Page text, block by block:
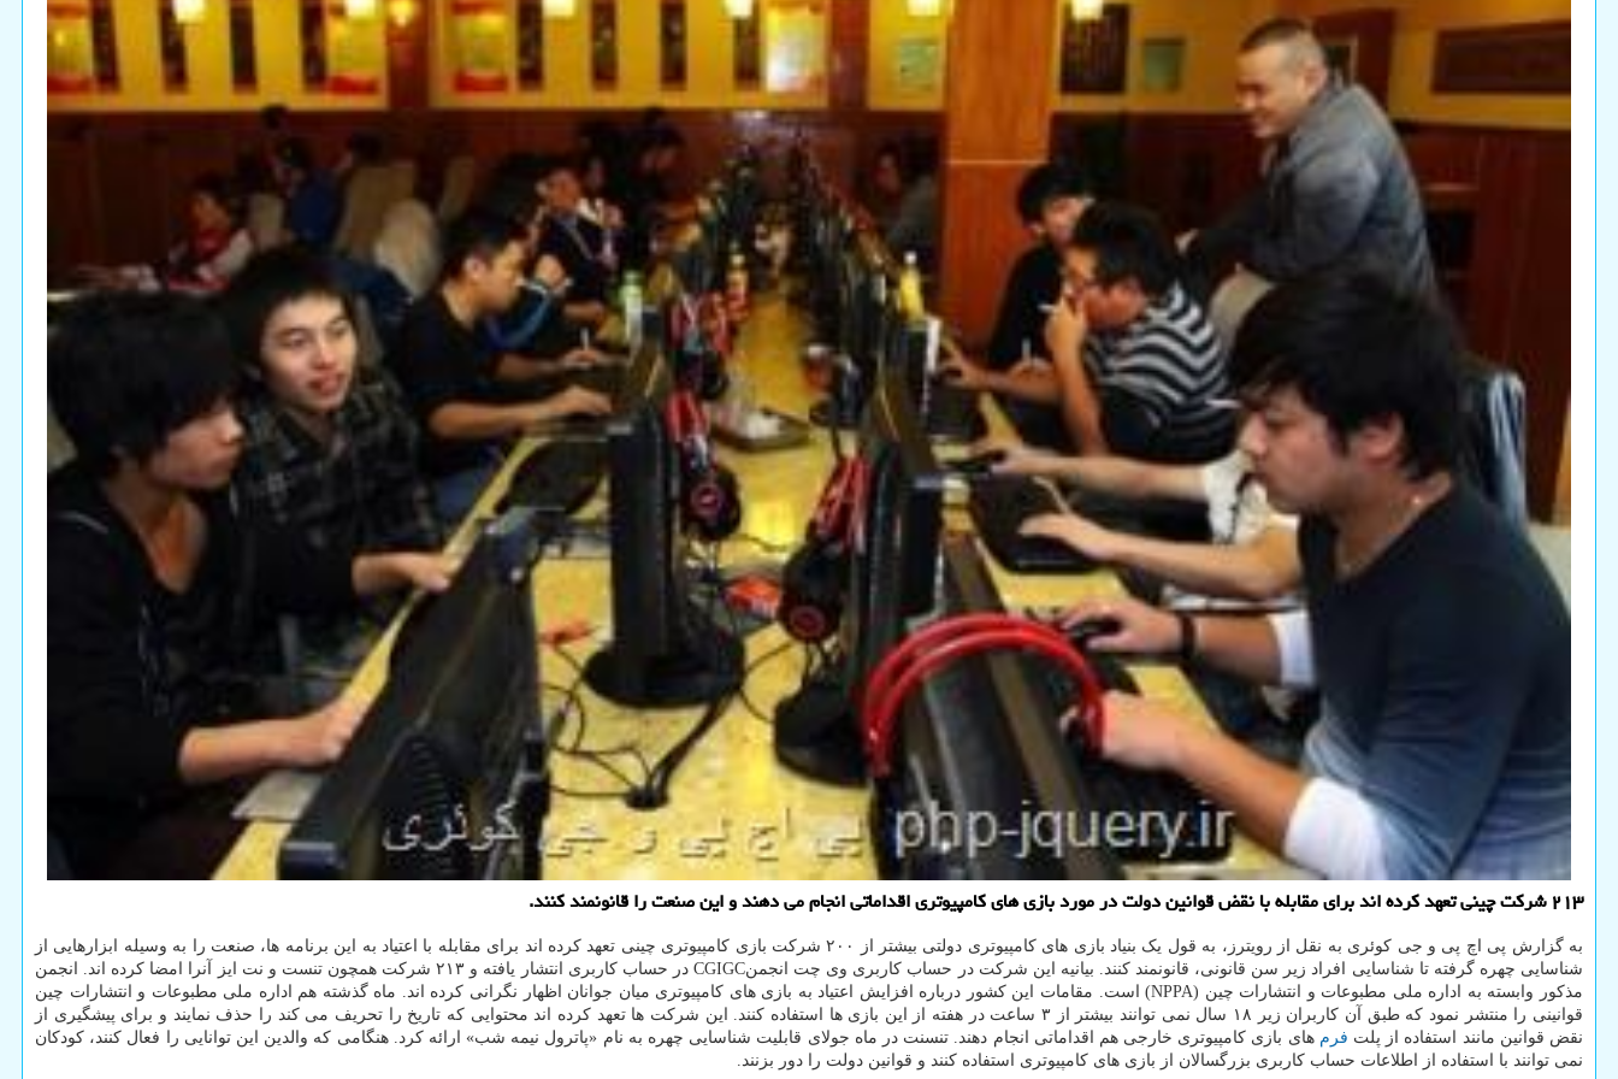
۲۱۳ شرکت چینی تعهد کرده اند برای مقابله با نقض قوانین دولت در مورد بازی های کامپیوتری اقداماتی انجام می دهند و این صنعت را قانونمند کنند.
به گزارش پی اچ پی و جی کوئری به نقل از رویترز، به قول یک بنیاد بازی های کامپیوتری دولتی بیشتر از ۲۰۰ شرکت بازی کامپیوتری چینی تعهد کرده اند برای مقابله با اعتیاد به این برنامه ها، صنعت را به وسیله ابزارهایی از
شناسایی چهره گرفته تا شناسایی افراد زیر سن قانونی، قانونمند کنند. بیانیه این شرکت در حساب کاربری وی چت انجمنCGIGC در حساب کاربری انتشار یافته و ۲۱۳ شرکت همچون تنست و نت ایز آنرا امضا کرده اند. انجمن
مذکور وابسته به اداره ملی مطبوعات و انتشارات چین (NPPA) است. مقامات این کشور درباره افزایش اعتیاد به بازی های کامپیوتری میان جوانان اظهار نگرانی کرده اند. ماه گذشته هم اداره ملی مطبوعات و انتشارات چین
قوانینی را منتشر نمود که طبق آن کاربران زیر ۱۸ سال نمی توانند بیشتر از ۳ ساعت در هفته از این بازی ها استفاده کنند. این شرکت ها تعهد کرده اند محتوایی که تاریخ را تحریف می کند را حذف نمایند و برای پیشگیری از
نقض قوانین مانند استفاده از پلت فرم های بازی کامپیوتری خارجی هم اقداماتی انجام دهند. تنسنت در ماه جولای قابلیت شناسایی چهره به نام «پاترول نیمه شب» ارائه کرد. هنگامی که والدین این توانایی را فعال کنند، کودکان
نمی توانند با استفاده از اطلاعات حساب کاربری بزرگسالان از بازی های کامپیوتری استفاده کنند و قوانین دولت را دور بزنند.